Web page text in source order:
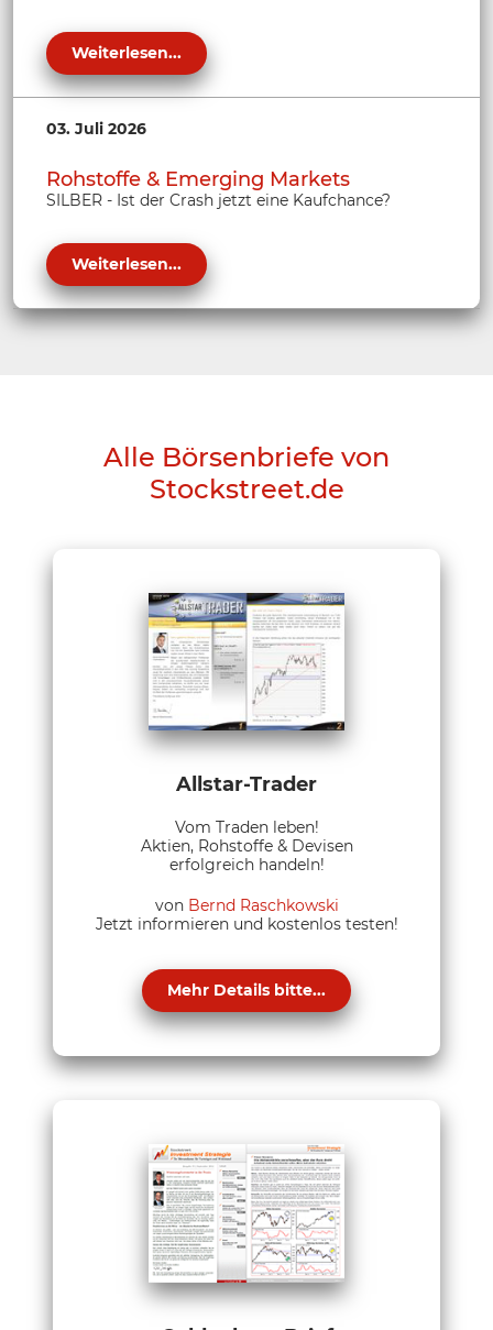
Weiterlesen...
03. Juli 2026
Rohstoffe & Emerging Markets
SILBER - Ist der Crash jetzt eine Kaufchance?
Weiterlesen...
Alle Börsenbriefe von
Stockstreet.de
Allstar-Trader
Vom Traden leben!
Aktien, Rohstoffe & Devisen
erfolgreich handeln!
von Bernd Raschkowski
Jetzt informieren und kostenlos testen!
Mehr Details bitte...